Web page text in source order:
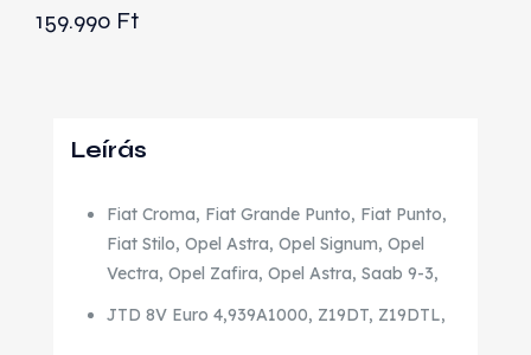
159.990 Ft
Leírás
Fiat Croma, Fiat Grande Punto, Fiat Punto,
Fiat Stilo, Opel Astra, Opel Signum, Opel
Vectra, Opel Zafira, Opel Astra, Saab 9-3,
JTD 8V Euro 4,939A1000, Z19DT, Z19DTL,